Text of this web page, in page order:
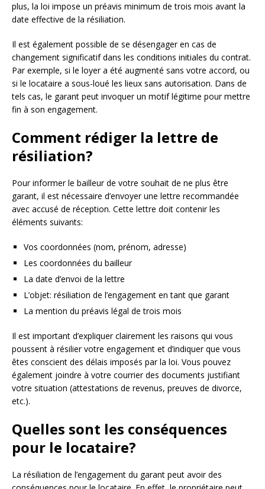
plus, la loi impose un préavis minimum de trois mois avant la
date effective de la résiliation.
Il est également possible de se désengager en cas de
changement significatif dans les conditions initiales du contrat.
Par exemple, si le loyer a été augmenté sans votre accord, ou
si le locataire a sous-loué les lieux sans autorisation. Dans de
tels cas, le garant peut invoquer un motif légitime pour mettre
fin à son engagement.
Comment rédiger la lettre de
résiliation?
Pour informer le bailleur de votre souhait de ne plus être
garant, il est nécessaire d’envoyer une lettre recommandée
avec accusé de réception. Cette lettre doit contenir les
éléments suivants:
Vos coordonnées (nom, prénom, adresse)
Les coordonnées du bailleur
La date d’envoi de la lettre
L’objet: résiliation de l’engagement en tant que garant
La mention du préavis légal de trois mois
Il est important d’expliquer clairement les raisons qui vous
poussent à résilier votre engagement et d’indiquer que vous
êtes conscient des délais imposés par la loi. Vous pouvez
également joindre à votre courrier des documents justifiant
votre situation (attestations de revenus, preuves de divorce,
etc.).
Quelles sont les conséquences
pour le locataire?
La résiliation de l’engagement du garant peut avoir des